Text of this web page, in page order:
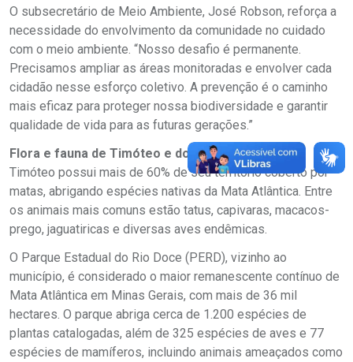
O subsecretário de Meio Ambiente, José Robson, reforça a
necessidade do envolvimento da comunidade no cuidado
com o meio ambiente. “Nosso desafio é permanente.
Precisamos ampliar as áreas monitoradas e envolver cada
cidadão nesse esforço coletivo. A prevenção é o caminho
mais eficaz para proteger nossa biodiversidade e garantir
qualidade de vida para as futuras gerações.”
Flora e fauna de Timóteo e do PERD
Timóteo possui mais de 60% de seu território coberto por
matas, abrigando espécies nativas da Mata Atlântica. Entre
os animais mais comuns estão tatus, capivaras, macacos-
prego, jaguatiricas e diversas aves endêmicas.
O Parque Estadual do Rio Doce (PERD), vizinho ao
município, é considerado o maior remanescente contínuo de
Mata Atlântica em Minas Gerais, com mais de 36 mil
hectares. O parque abriga cerca de 1.200 espécies de
plantas catalogadas, além de 325 espécies de aves e 77
espécies de mamíferos, incluindo animais ameaçados como